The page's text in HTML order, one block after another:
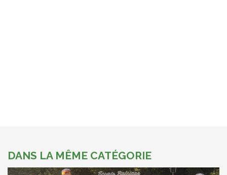
DANS LA MÊME CATÉGORIE